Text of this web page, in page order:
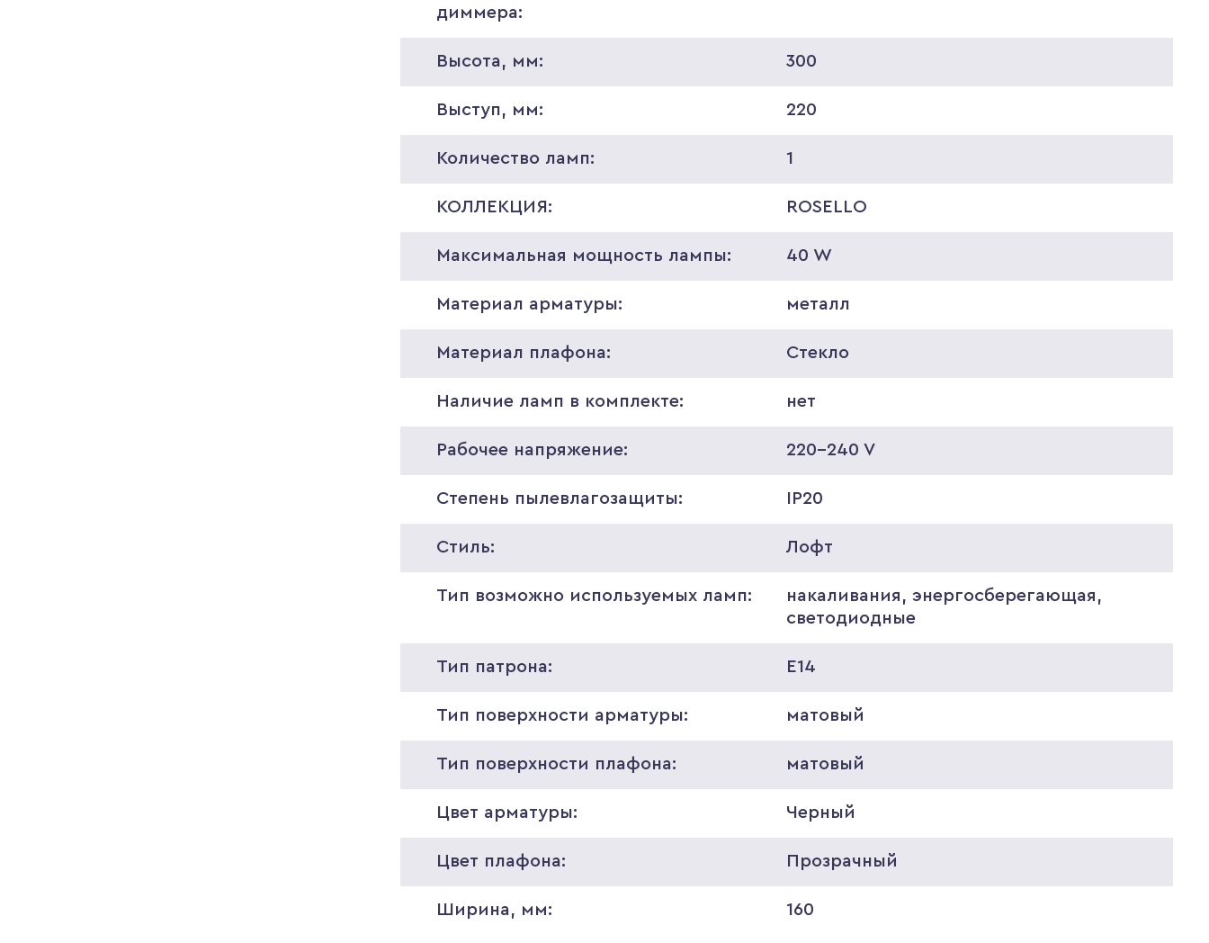
диммера:
Высота, мм: 300
Выступ, мм: 220
Количество ламп: 1
КОЛЛЕКЦИЯ: ROSELLO
Максимальная мощность лампы: 40 W
Материал арматуры: металл
Материал плафона: Стекло
Наличие ламп в комплекте: нет
Рабочее напряжение: 220-240 V
Степень пылевлагозащиты: IP20
Стиль: Лофт
Тип возможно используемых ламп:
накаливания, энергосберегающая,
светодиодные
Тип патрона: E14
Тип поверхности арматуры: матовый
Тип поверхности плафона: матовый
Цвет арматуры: Черный
Цвет плафона: Прозрачный
Ширина, мм: 160